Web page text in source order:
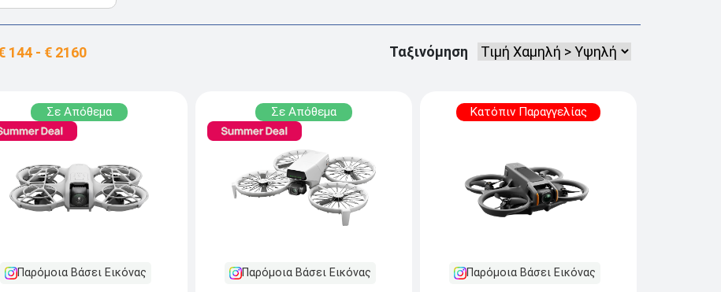
Ταξινόμηση
Σε Απόθεμα
Παρόμοια Βάσει Εικόνας
Σε Απόθεμα
Παρόμοια Βάσει Εικόνας
Κατόπιν Παραγγελίας
Παρόμοια Βάσει Εικόνας